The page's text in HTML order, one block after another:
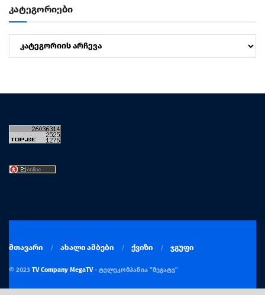
კატეგორიები
კატეგორიები
მთავარი ახალი ამბები ქვიზი ჯგუფი
© 2023 TV Company MegaTV- ტელეკომპანია "მეგატვ"